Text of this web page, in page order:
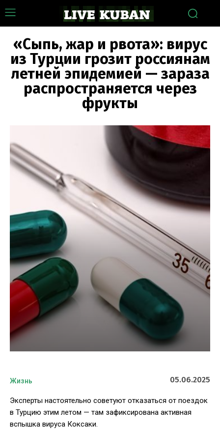
«Сыпь, жар и рвота»: вирус
из Турции грозит россиянам
летней эпидемией — зараза
распространяется через
фрукты
Жизнь 05.06.2025
Эксперты настоятельно советуют отказаться от поездок
в Турцию этим летом — там зафиксирована активная
вспышка вируса Коксаки.